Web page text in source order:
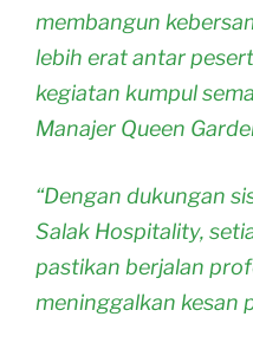
membangun
lebih erat antar
kegiatan kumpul
Manajer Queen
“Dengan dukungan
Salak Hospitality,
pastikan berjalan
meninggalkan kesan